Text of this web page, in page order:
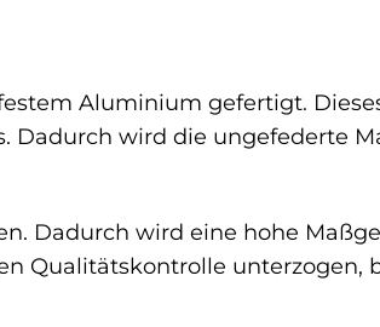
Aluminium gefertigt.
Dadurch wird die ungefederte
Dadurch wird eine hohe
Qualitätskontrolle unterzogen,